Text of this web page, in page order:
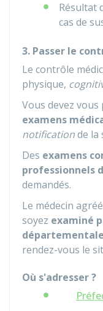
Résultat
cas de
3. Passer le
Le contrôle
physique,
Vous devez
examens
notificationde la
Des examens
professionnels
demandés.
Le médecin
soyez examiné
départementale
rendez-vous le
Où s'adresser ?